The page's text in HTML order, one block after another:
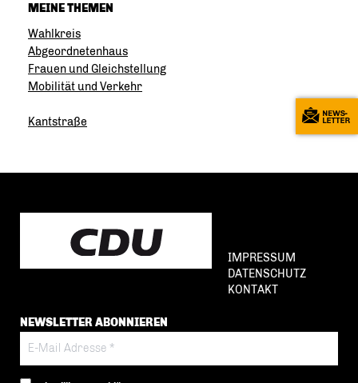
MEINE THEMEN
Wahlkreis
Abgeordnetenhaus
Frauen und Gleichstellung
Mobilität und Verkehr
Kantstraße
IMPRESSUM
DATENSCHUTZ
KONTAKT
NEWSLETTER ABONNIEREN